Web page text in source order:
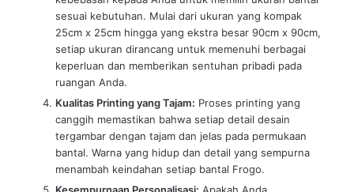
sesuai kebutuhan. Mulai dari ukuran yang kompak
25cm x 25cm hingga yang ekstra besar 90cm x 90cm,
setiap ukuran dirancang untuk memenuhi berbagai
keperluan dan memberikan sentuhan pribadi pada
ruangan Anda.
Kualitas Printing yang Tajam: Proses printing yang
canggih memastikan bahwa setiap detail desain
tergambar dengan tajam dan jelas pada permukaan
bantal. Warna yang hidup dan detail yang sempurna
menambah keindahan setiap bantal Frogo.